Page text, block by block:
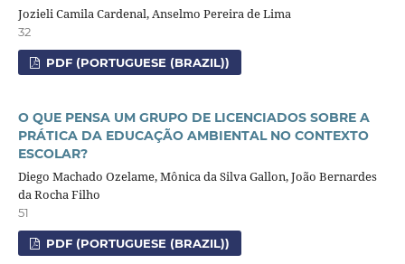
Jozieli Camila Cardenal, Anselmo Pereira de Lima
32
PDF (PORTUGUESE (BRAZIL))
O QUE PENSA UM GRUPO DE LICENCIADOS SOBRE A
PRÁTICA DA EDUCAÇÃO AMBIENTAL NO CONTEXTO
ESCOLAR?
Diego Machado Ozelame, Mônica da Silva Gallon, João Bernardes
da Rocha Filho
51
PDF (PORTUGUESE (BRAZIL))